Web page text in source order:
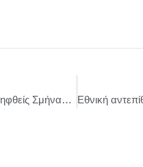
Απολογείται στο Αεροδικείο Αθηνών ο συλληφθείς Σμήναρχος